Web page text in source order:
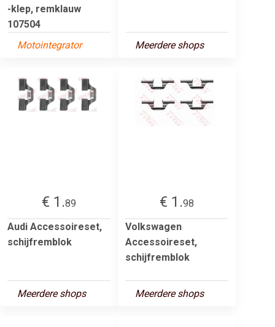
-klep, remklauw
107504
Motointegrator
Meerdere shops
€ 1.89
Audi Accessoireset,
schijfremblok
Meerdere shops
€ 1.98
Volkswagen
Accessoireset,
schijfremblok
Meerdere shops